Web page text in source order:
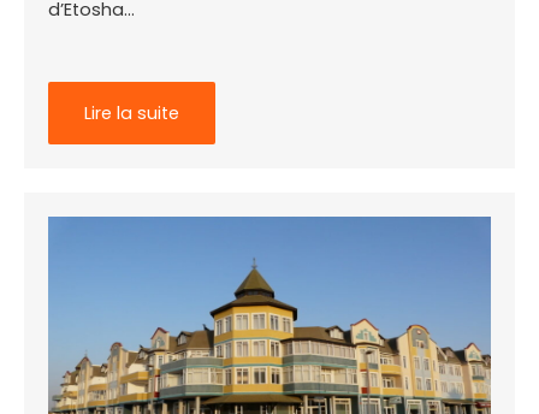
d’Etosha…
Lire la suite